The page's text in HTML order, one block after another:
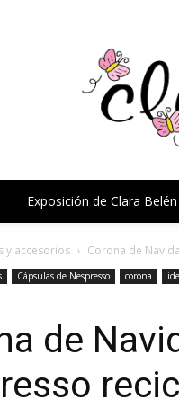
Exposición de Clara
y accesorios Corona de
Cápsulas de Nespresso corona
de